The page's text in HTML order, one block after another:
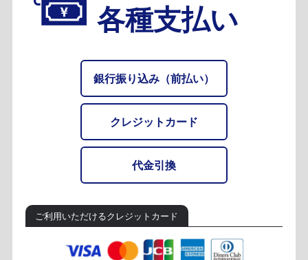
各種支払い
銀行振り込み（前払い）
クレジットカード
代金引換
ご利用いただけるクレジットカード